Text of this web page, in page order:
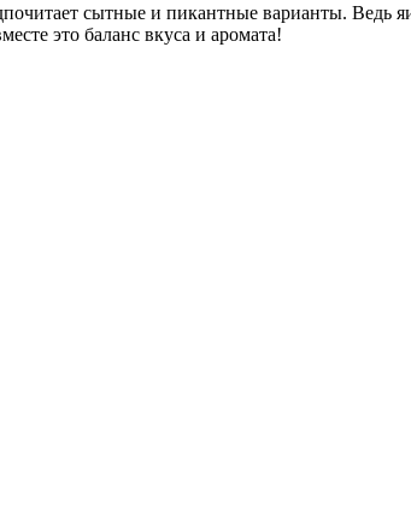
сытные и пикантные варианты. Ведь
это баланс вкуса и аромата!